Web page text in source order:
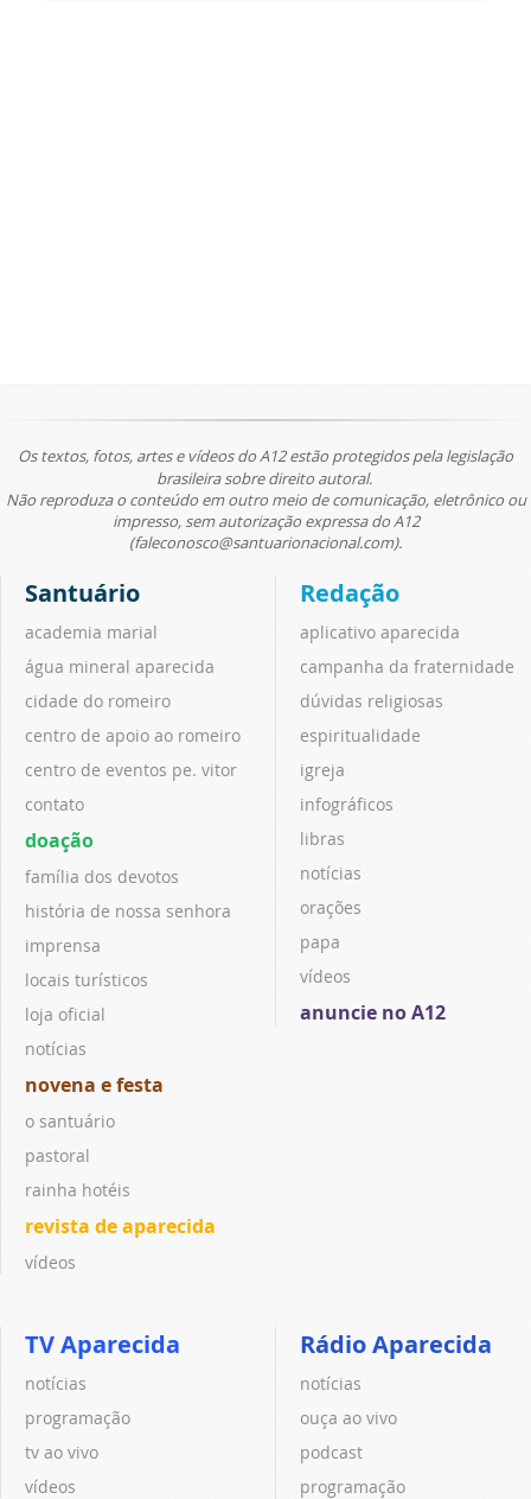
Os textos, fotos, artes e vídeos do A12 estão protegidos pela legislação
brasileira sobre direito autoral.
Não reproduza o conteúdo em outro meio de comunicação, eletrônico ou
impresso, sem autorização expressa do A12
(faleconosco@santuarionacional.com).
Santuário
academia marial
água mineral aparecida
cidade do romeiro
centro de apoio ao romeiro
centro de eventos pe. vitor
contato
doação
família dos devotos
história de nossa senhora
imprensa
locais turísticos
loja oficial
notícias
novena e festa
o santuário
pastoral
rainha hotéis
revista de aparecida
vídeos
Redação
aplicativo aparecida
campanha da fraternidade
dúvidas religiosas
espiritualidade
igreja
infográficos
libras
notícias
orações
papa
vídeos
anuncie no A12
TV Aparecida
notícias
programação
tv ao vivo
vídeos
Rádio Aparecida
notícias
ouça ao vivo
podcast
programação